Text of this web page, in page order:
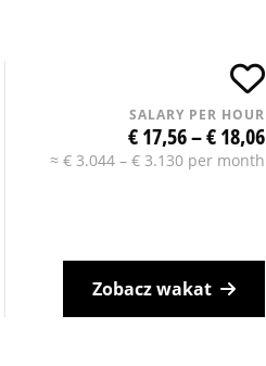
SALARY PER HOUR
€ 17,56 – € 18,06
≈ € 3.044 – € 3.130 per month
Zobacz wakat